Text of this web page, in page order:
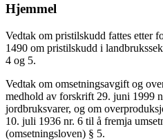
Hjemmel
Vedtak om pristilskudd fattes etter
1490 om pristilskudd i
4 og 5.
Vedtak om omsetningsavgift og
medhold av forskrift 29. juni 1999
jordbruksvarer, og om
10. juli 1936 nr. 6 til å fremja
(omsetningsloven) § 5.